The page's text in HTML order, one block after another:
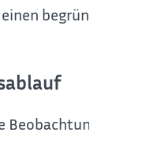
begründeten
Beobachtung an: